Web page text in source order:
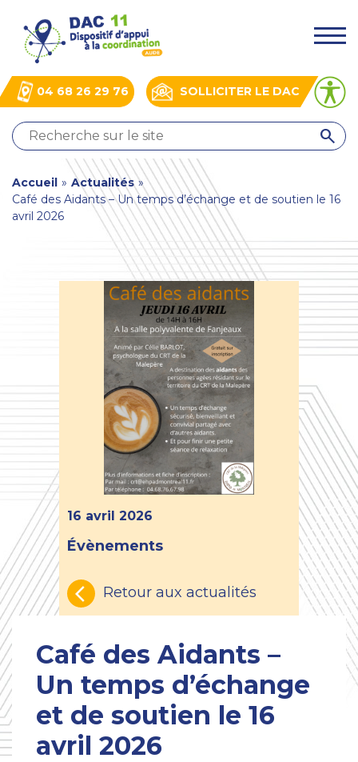
contenu
principal
SOLLICITER LE DAC
04 68 26 29 76
.
QUI
SOMMES-
?
NOS
ACTIONS
ACTUALITÉS
You
are
Accueil » Actualités »
Café des Aidants – Un temps d’échange et de soutien le 16
avril 2026
16 avril 2026
Évènements
Retour aux actualités
Café des Aidants –
Un temps d’échange
et de soutien le 16
avril 2026